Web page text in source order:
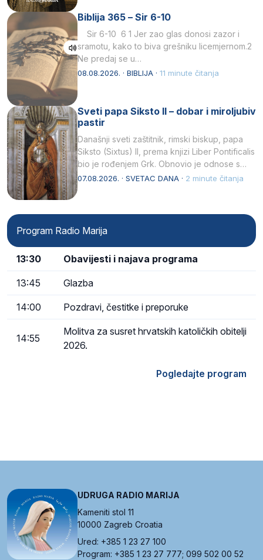
Biblija 365 – Sir 6-10
Sir 6-10 6 1 Jer zao glas donosi zazor i
sramotu, kako to biva grešniku licemjernom.2
Ne predaj se u…
08.08.2026. · BIBLIJA · 11 minute čitanja
Sveti papa Siksto II – dobar i miroljubiv
pastir
Današnji sveti zaštitnik, rimski biskup, papa
Siksto (Sixtus) II, prema knjizi Liber Pontificalis
bio je rođenjem Grk. Obnovio je odnose s
afričkim…
07.08.2026. · SVETAC DANA · 2 minute čitanja
Program Radio Marija
13:30 Obavijesti i najava programa
13:45 Glazba
14:00 Pozdravi, čestitke i preporuke
14:55
Molitva za susret hrvatskih katoličkih obitelji
2026.
Pogledajte program
UDRUGA RADIO MARIJA
Kameniti stol 11
10000 Zagreb Croatia
Ured: +385 1 23 27 100
Program: +385 1 23 27 777; 099 502 00 52